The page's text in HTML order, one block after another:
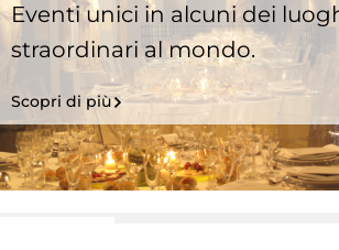
Eventi unici in alcuni dei
straordinari al mondo.
Scopri di più